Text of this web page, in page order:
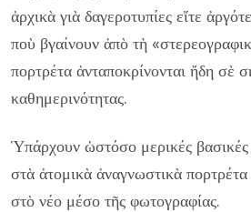
ἀρχικὰ γιὰ δαγεροτυπίες εἴτε
ποὺ βγαίνουν ἀπὸ τὴ
πορτρέτα ἀνταποκρίνονται ἤδη σὲ
καθημερινότητας.
Ὑπάρχουν ὡστόσο μερικές
στὰ ἀτομικὰ ἀναγνωστικὰ
στὸ νέο μέσο τῆς φωτογραφίας.